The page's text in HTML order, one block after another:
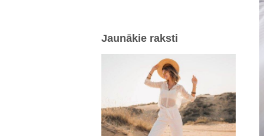
Jaunākie raksti